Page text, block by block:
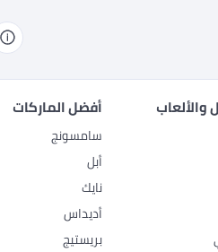
أفضل الماركات
سامسونج
أبل
نايك
أديداس
بريستيج